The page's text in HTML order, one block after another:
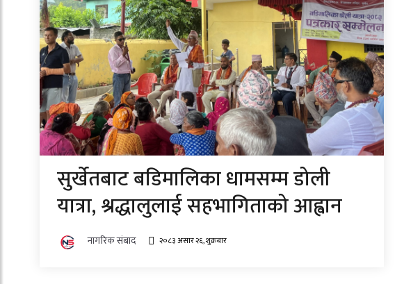
सुर्खेतबाट बडिमालिका धामसम्म डोली
यात्रा, श्रद्धालुलाई सहभागिताको आह्वान
नागरिक संबाद २०८३ असार २६, शुक्रबार